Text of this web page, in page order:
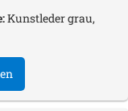
Kunstleder grau,